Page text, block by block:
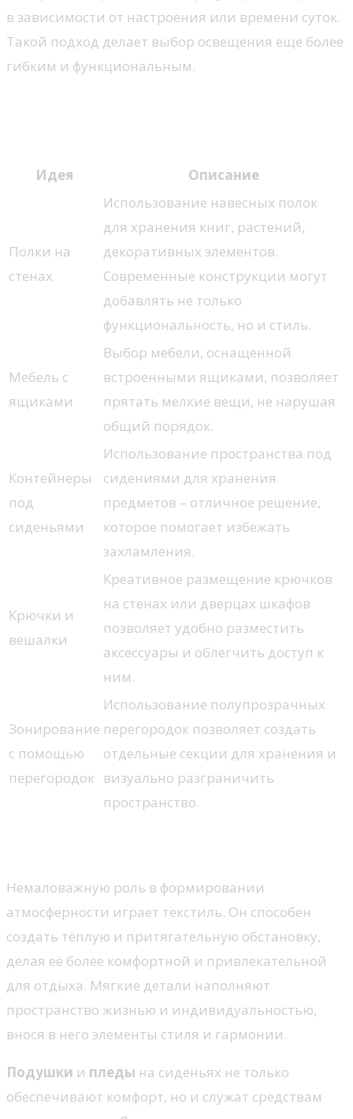
в зависимости от настроения или времени суток.
Такой подход делает выбор освещения еще более
гибким и функциональным.
Идея Описание
Полки на
стенах
Использование навесных полок
для хранения книг, растений,
декоративных элементов.
Современные конструкции могут
добавлять не только
функциональность, но и стиль.
Мебель с
ящиками
Выбор мебели, оснащенной
встроенными ящиками, позволяет
прятать мелкие вещи, не нарушая
общий порядок.
Контейнеры
под
сиденьями
Использование пространства под
сидениями для хранения
предметов – отличное решение,
которое помогает избежать
захламления.
Крючки и
вешалки
Креативное размещение крючков
на стенах или дверцах шкафов
позволяет удобно разместить
аксессуары и облегчить доступ к
ним.
Зонирование
с помощью
перегородок
Использование полупрозрачных
перегородок позволяет создать
отдельные секции для хранения и
визуально разграничить
пространство.
Немаловажную роль в формировании
атмосферности играет текстиль. Он способен
создать тёплую и притягательную обстановку,
делая её более комфортной и привлекательной
для отдыха. Мягкие детали наполняют
пространство жизнью и индивидуальностью,
внося в него элементы стиля и гармонии.
Подушки и пледы на сиденьях не только
обеспечивают комфорт, но и служат средствам